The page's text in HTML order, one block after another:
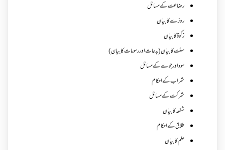
رضاعت کے مسائل
روزے کا بیان
زکوة کابیان
سنت کا بیان (بدعات اور رسومات کا بیان)
سود اور جوے کے مسائل
شراب کے احکام
شرکت کے مسائل
شفعہ کا بیان
طلاق کے احکام
علم کا بیان